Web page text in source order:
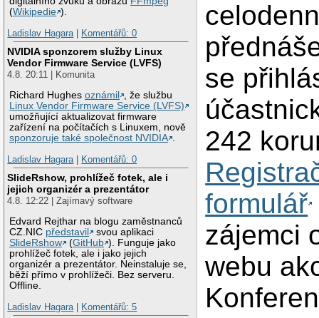
(Wikipedie ).
Ladislav Hagara
Komentářů: 0
NVIDIA sponzorem služby Linux
Vendor Firmware Service (LVFS)
4.8. 20:11 | Komunita
Richard Hughesoznámil
, že službu
Linux Vendor Firmware Service (LVFS)
umožňující aktualizovat firmware
zařízení na počítačích s Linuxem, nově
sponzoruje také společnost NVIDIA .
Ladislav Hagara | Komentářů: 0
SlideRshow, prohlížeč fotek, ale i
jejich organizér a prezentátor
4.8. 12:22 | Zajímavý software
Edvard Rejthar na blogu zaměstnanců
CZ.NIC představil
svou aplikaci
SlideRshow
(GitHub ). Funguje jako
prohlížeč fotek, ale i jako jejich
organizér a prezentátor. Neinstaluje se,
běží přímo v prohlížeči. Bez serveru.
Offline.
Ladislav Hagara | Komentářů: 5
se
242
formulář
zájemci
webu